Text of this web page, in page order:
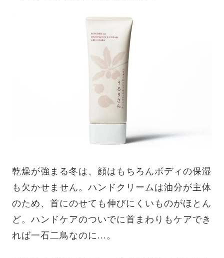
乾燥が強まる冬は、顔はもちろんボディの保湿
も欠かせません。ハンドクリームは油分が主体
のため、首にのせても伸びにくいものがほとん
ど。ハンドケアのついでに首まわりもケアでき
れば一石二鳥なのに...。